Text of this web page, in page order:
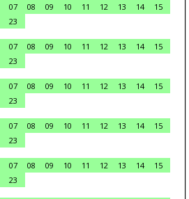
07 08 09 10 11 12 13 14
15
23
07 08 09 10 11 12 13 14
15
23
07 08 09 10 11 12 13 14
15
23
07 08 09 10 11 12 13 14
15
23
07 08 09 10 11 12 13 14
15
23